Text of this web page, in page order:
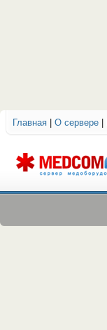
Главная О сервере